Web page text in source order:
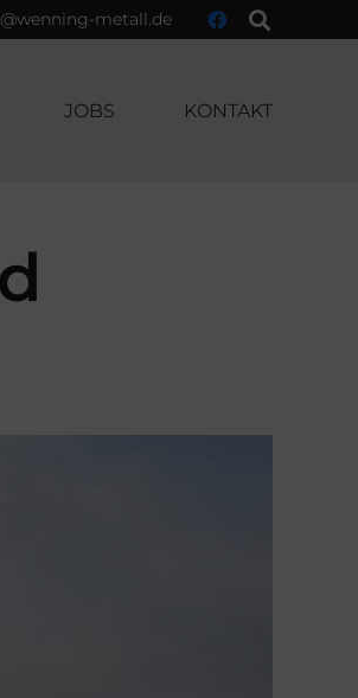
metall.de
JOBS KONTAKT